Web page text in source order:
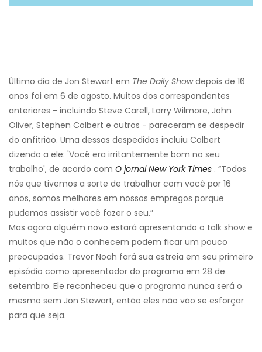
Último dia de Jon Stewart em The Daily Showdepois de 16
anos foi em 6 de agosto. Muitos dos correspondentes
anteriores - incluindo Steve Carell, Larry Wilmore, John
Oliver, Stephen Colbert e outros - pareceram se despedir
do anfitrião. Uma dessas despedidas incluiu Colbert
dizendo a ele: 'Você era irritantemente bom no seu
trabalho', de acordo com O jornal New York Times . “Todos
nós que tivemos a sorte de trabalhar com você por 16
anos, somos melhores em nossos empregos porque
pudemos assistir você fazer o seu.”
Mas agora alguém novo estará apresentando o talk show e
muitos que não o conhecem podem ficar um pouco
preocupados. Trevor Noah fará sua estreia em seu primeiro
episódio como apresentador do programa em 28 de
setembro. Ele reconheceu que o programa nunca será o
mesmo sem Jon Stewart, então eles não vão se esforçar
para que seja.